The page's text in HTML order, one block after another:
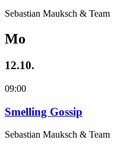
Sebastian Mauksch & Team
Mo
12.10.
09:00
Smelling Gossip
Sebastian Mauksch & Team